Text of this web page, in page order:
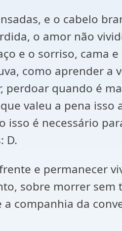
e o cabelo
o amor não
e o sorriso, cama
como aprender a
quando é
valeu a pena
é necessário
D.
e permanecer
sobre morrer sem
companhia da